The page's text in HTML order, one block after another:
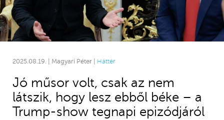
2025.08.19. | Magyari Péter | Háttér
Jó műsor volt, csak az nem
látszik, hogy lesz ebből béke – a
Trump-show tegnapi epizódjáról